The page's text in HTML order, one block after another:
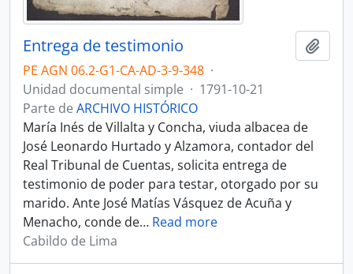
Entrega de testimonio
PE AGN 06.2-G1-CA-AD-3-9-348 ·
Unidad documental simple · 1791-10-21
Parte de ARCHIVO HISTÓRICO
María Inés de Villalta y Concha, viuda albacea de
José Leonardo Hurtado y Alzamora, contador del
Real Tribunal de Cuentas, solicita entrega de
testimonio de poder para testar, otorgado por su
marido. Ante José Matías Vásquez de Acuña y
Menacho, conde de… Read more
Cabildo de Lima